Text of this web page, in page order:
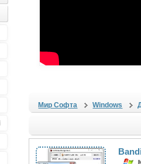
Мир Софта Windows